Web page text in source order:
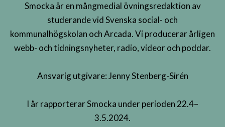
Smocka är en mångmedial övningsredaktion av
studerande vid Svenska social- och
kommunalhögskolan och Arcada. Vi producerar årligen
webb- och tidningsnyheter, radio, videor och poddar.
Ansvarig utgivare: Jenny Stenberg-Sirén
I år rapporterar Smocka under perioden 22.4–
3.5.2024.